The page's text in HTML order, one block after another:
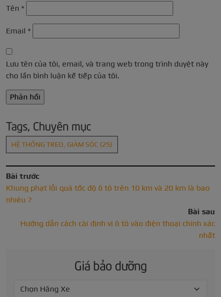
Tên *
Email *
Lưu tên của tôi, email, và trang web trong trình duyệt này
cho lần bình luận kế tiếp của tôi.
Tags, Chuyên mục
HỆ THỐNG TREO, GIẢM SÓC (25)
Bài trước
Khung phạt lỗi quá tốc độ ô tô trên 10 km và 20 km là bao
nhiêu ?
Bài sau
Hướng dẫn cách cài định vị ô tô vào điện thoại chính xác
nhất
Giá bảo dưỡng